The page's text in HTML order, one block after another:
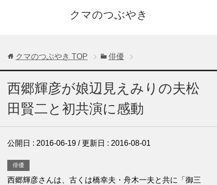
クマのつぶやき
クマのつぶやき TOP 俳優
西郷輝彦が娘辺見えみりの夫松
田賢二と初共演に感動
公開日 : 2016-06-19 / 更新日 : 2016-08-01
俳優
西郷輝彦さんは、古くは橋幸夫・舟木一夫と共に「御三